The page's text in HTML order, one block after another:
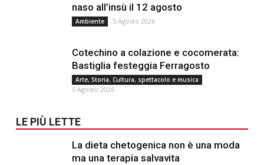
naso all’insù il 12 agosto
Ambiente 5 Agosto 2026
Cotechino a colazione e cocomerata:
Bastiglia festeggia Ferragosto
Arte, Storia, Cultura, spettacolo e musica
5 Agosto 2026
LE PIÙ LETTE
La dieta chetogenica non è una moda
ma una terapia salvavita